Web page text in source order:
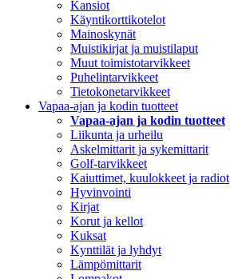
Kansiot
Käyntikorttikotelot
Mainoskynät
Muistikirjat ja muistilaput
Muut toimistotarvikkeet
Puhelintarvikkeet
Tietokonetarvikkeet
Vapaa-ajan ja kodin tuotteet
Vapaa-ajan ja kodin tuotteet
Liikunta ja urheilu
Askelmittarit ja sykemittarit
Golf-tarvikkeet
Kaiuttimet, kuulokkeet ja radiot
Hyvinvointi
Kirjat
Korut ja kellot
Kuksat
Kynttilät ja lyhdyt
Lämpömittarit